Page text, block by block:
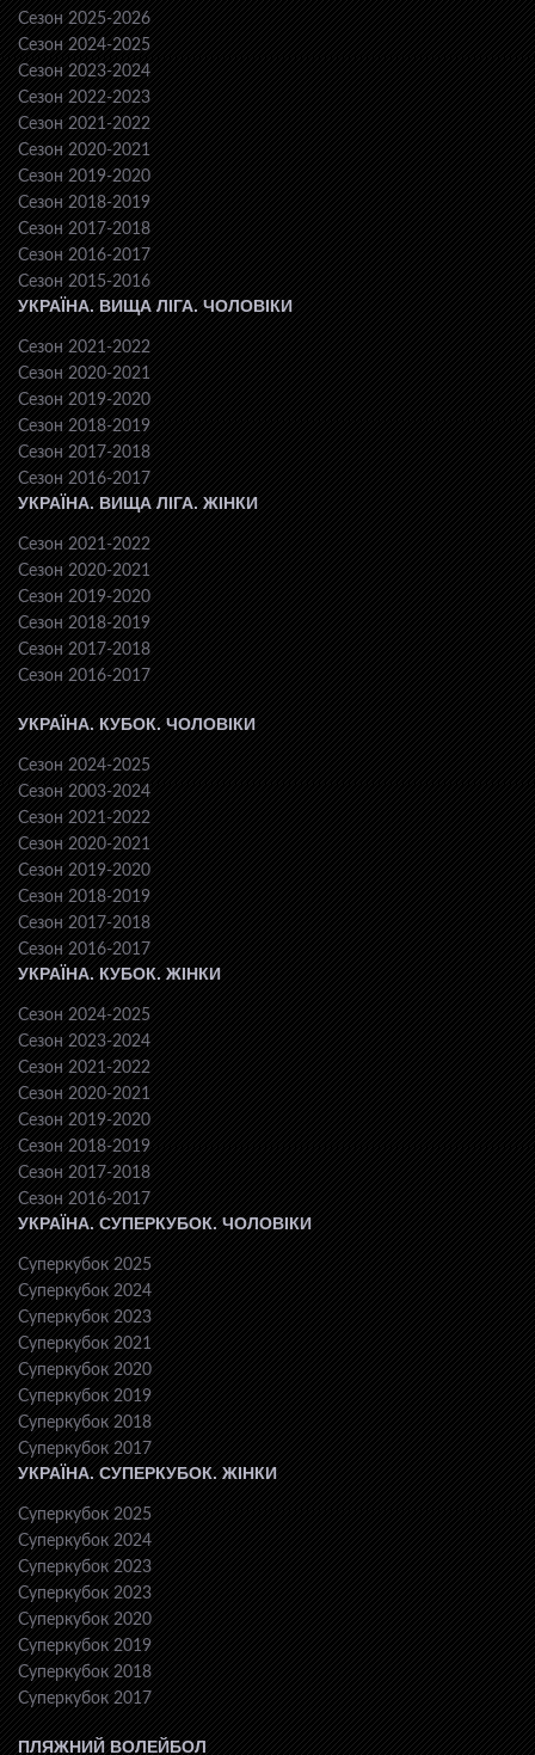
Сезон 2025-2026
Сезон 2024-2025
Сезон 2023-2024
Сезон 2022-2023
Сезон 2021-2022
Сезон 2020-2021
Сезон 2019-2020
Сезон 2018-2019
Сезон 2017-2018
Сезон 2016-2017
Сезон 2015-2016
УКРАЇНА. ВИЩА ЛІГА. ЧОЛОВІКИ
Сезон 2021-2022
Сезон 2020-2021
Сезон 2019-2020
Сезон 2018-2019
Сезон 2017-2018
Сезон 2016-2017
УКРАЇНА. ВИЩА ЛІГА. ЖІНКИ
Сезон 2021-2022
Сезон 2020-2021
Сезон 2019-2020
Сезон 2018-2019
Сезон 2017-2018
Сезон 2016-2017
УКРАЇНА. КУБОК. ЧОЛОВІКИ
Сезон 2024-2025
Сезон 2003-2024
Сезон 2021-2022
Сезон 2020-2021
Сезон 2019-2020
Сезон 2018-2019
Сезон 2017-2018
Сезон 2016-2017
УКРАЇНА. КУБОК. ЖІНКИ
Сезон 2024-2025
Сезон 2023-2024
Сезон 2021-2022
Сезон 2020-2021
Сезон 2019-2020
Сезон 2018-2019
Сезон 2017-2018
Сезон 2016-2017
УКРАЇНА. СУПЕРКУБОК. ЧОЛОВІКИ
Суперкубок 2025
Суперкубок 2024
Суперкубок 2023
Суперкубок 2021
Суперкубок 2020
Суперкубок 2019
Суперкубок 2018
Суперкубок 2017
УКРАЇНА. СУПЕРКУБОК. ЖІНКИ
Суперкубок 2025
Суперкубок 2024
Суперкубок 2023
Суперкубок 2023
Суперкубок 2020
Суперкубок 2019
Суперкубок 2018
Суперкубок 2017
ПЛЯЖНИЙ ВОЛЕЙБОЛ